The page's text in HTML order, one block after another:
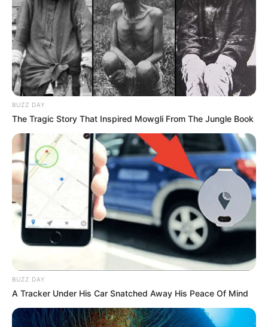
BUZZ DAY
The Tragic Story That Inspired Mowgli From The Jungle Book
BUZZ DAY
A Tracker Under His Car Snatched Away His Peace Of Mind